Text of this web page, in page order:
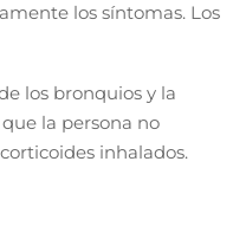
los síntomas. Los
los bronquios y la
la persona no
inhalados.